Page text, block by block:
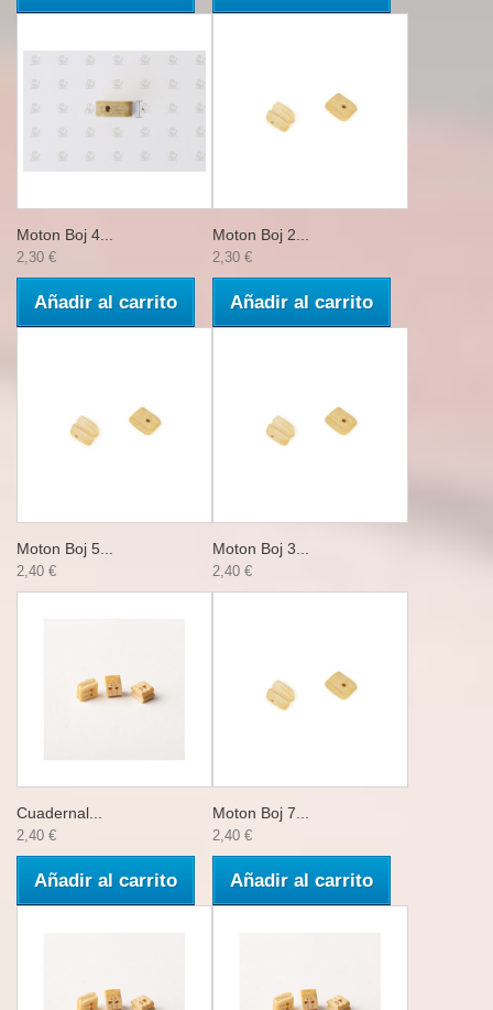
Moton Boj 4...
2,30 €
Añadir al carrito
Moton Boj 2...
2,30 €
Añadir al carrito
Moton Boj 5...
2,40 €
Moton Boj 3...
2,40 €
Cuadernal...
2,40 €
Añadir al carrito
Moton Boj 7...
2,40 €
Añadir al carrito